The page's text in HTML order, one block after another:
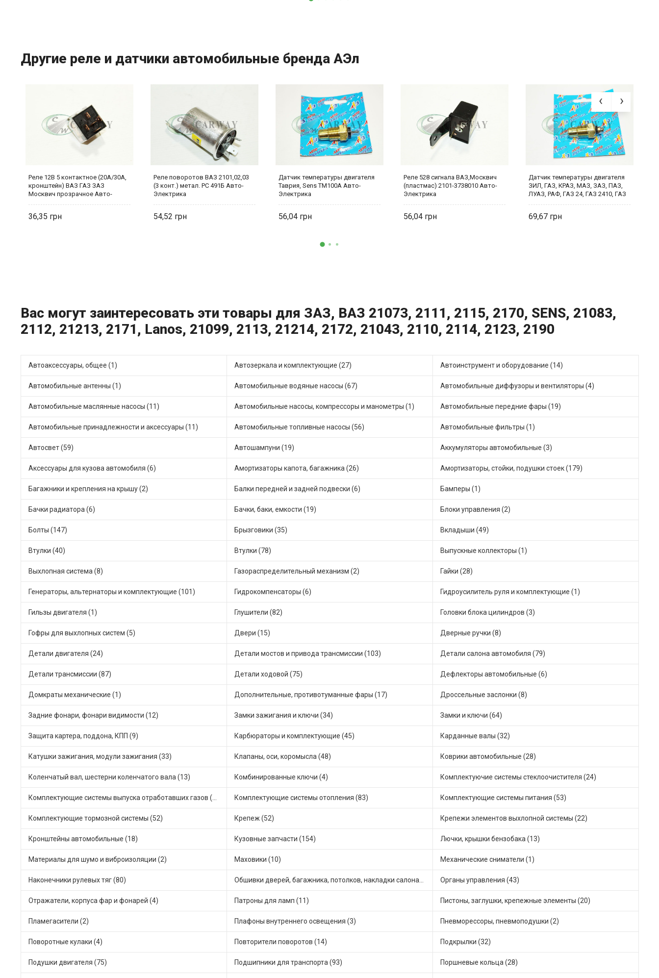
Другие реле и датчики автомобильные бренда АЭл
Реле 12В 5 контактное (20А/30А,
кронштейн) ВАЗ ГАЗ ЗАЗ
Москвич прозрачное Авто-
36,35
Реле поворотов ВАЗ 2101,02,03
(3 конт.) метал. РС 491Б Авто-
Электрика
54,52
Датчик температуры двигателя
Таврия, Sens ТМ100А Авто-
Электрика
56,04
Реле 528 сигнала ВАЗ,Москвич
(пластмас) 2101-3738010 Авто-
Электрика
56,04
Датчик температуры двигателя
ЗИЛ, ГАЗ, КРАЗ, МАЗ, ЗАЗ, ПАЗ,
ЛУАЗ, РАФ, ГАЗ 24, ГАЗ 2410, ГАЗ
69,67
Вас могут заинтересовать эти товары для ЗАЗ, ВАЗ 21073, 2111, 2115, 2170, SENS, 21083,
2112, 21213, 2171, Lanos, 21099, 2113, 21214, 2172, 21043, 2110, 2114, 2123, 2190
Автоаксессуары, общее (1) Автозеркала и комплектующие (27) Автоинструмент и оборудование (14)
Автомобильные антенны (1) Автомобильные водяные насосы (67) Автомобильные диффузоры и вентиляторы (4)
Автомобильные маслянные насосы (11) Автомобильные насосы, компрессоры и манометры (1) Автомобильные передние фары (19)
Автомобильные принадлежности и аксессуары (11) Автомобильные топливные насосы (56) Автомобильные фильтры (1)
Автосвет (59) Автошампуни (19) Аккумуляторы автомобильные (3)
Аксессуары для кузова автомобиля (6) Амортизаторы капота, багажника (26) Амортизаторы, стойки, подушки стоек (179)
Багажники и крепления на крышу (2) Балки передней и задней подвески (6) Бамперы (1)
Бачки радиатора (6) Бачки, баки, емкости (19) Блоки управления (2)
Болты (147) Брызговики (35) Вкладыши (49)
Втулки (40) Втулки (78) Выпускные коллекторы (1)
Выхлопная система (8) Газораспределительный механизм (2) Гайки (28)
Генераторы, альтернаторы и комплектующие (101) Гидрокомпенсаторы (6) Гидроусилитель руля и комплектующие (1)
Гильзы двигателя (1) Глушители (82) Головки блока цилиндров (3)
Гофры для выхлопных систем (5) Двери (15) Дверные ручки (8)
Детали двигателя (24) Детали мостов и привода трансмиссии (103) Детали салона автомобиля (79)
Детали трансмиссии (87) Детали ходовой (75) Дефлекторы автомобильные (6)
Домкраты механические (1) Дополнительные, противотуманные фары (17) Дроссельные заслонки (8)
Задние фонари, фонари видимости (12) Замки зажигания и ключи (34) Замки и ключи (64)
Защита картера, поддона, КПП (9) Карбюраторы и комплектующие (45) Карданные валы (32)
Катушки зажигания, модули зажигания (33) Клапаны, оси, коромысла (48) Коврики автомобильные (28)
Коленчатый вал, шестерни коленчатого вала (13) Комбинированные ключи (4) Комплектуючие системы стеклоочистителя (24)
Комплектующие системы отопления (83) Комплектующие системы питания (53)
Комплектующие тормозной системы (52) Крепеж (52) Крепежи элементов выхлопной системы (22)
Кронштейны автомобильные (18) Кузовные запчасти (154) Лючки, крышки бензобака (13)
Материалы для шумо и виброизоляции (2) Маховики (10) Механические сниматели (1)
Наконечники рулевых тяг (80) Органы управления (43)
Отражатели, корпуса фар и фонарей (4) Патроны для ламп (11) Пистоны, заглушки, крепежные элементы (20)
Пламегасители (2) Плафоны внутреннего освещения (3) Пневморессоры, пневмоподушки (2)
Поворотные кулаки (4) Повторители поворотов (14) Подкрылки (32)
Подушки двигателя (75) Подшипники для транспорта (93) Поршневые кольца (28)